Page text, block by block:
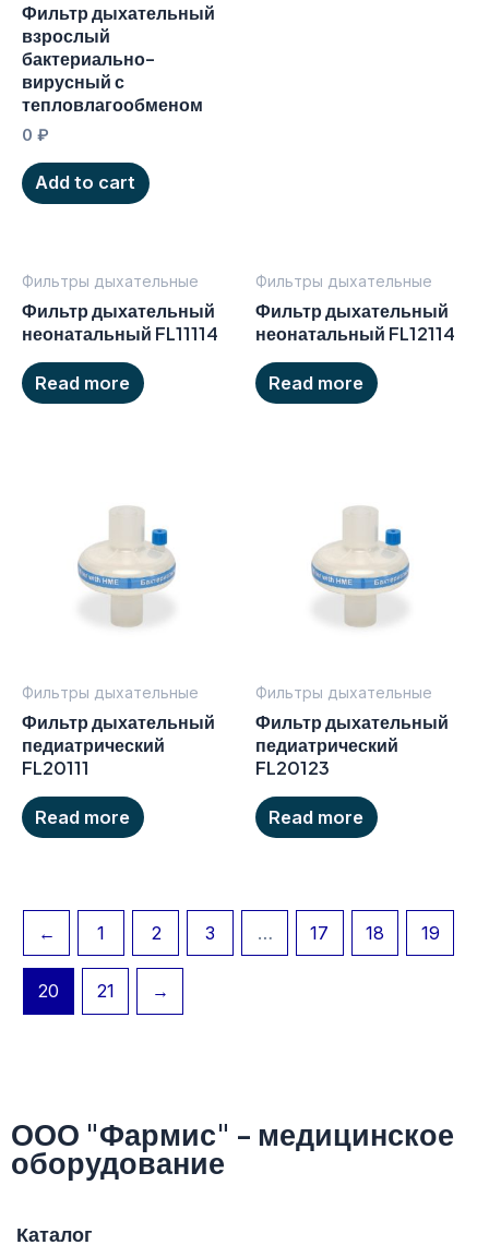
Фильтр дыхательный
взрослый
бактериально-
вирусный с
тепловлагообменом
0 ₽
Add to cart
Фильтры дыхательные
Фильтр дыхательный
неонатальный FL11114
Read more
Фильтры дыхательные
Фильтр дыхательный
неонатальный FL12114
Read more
Фильтры дыхательные
Фильтр дыхательный
педиатрический
FL20111
Read more
Фильтры дыхательные
Фильтр дыхательный
педиатрический
FL20123
Read more
← 1 2 3 … 17 18 19
20 21 →
ООО "Фармис" - медицинское
оборудование
Каталог